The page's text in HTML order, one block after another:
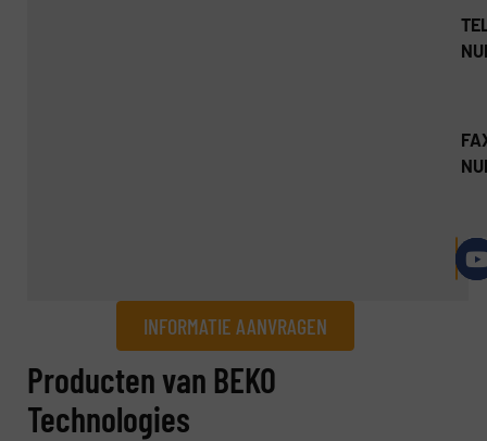
INFORMATIE AANVRAGEN
Informatie aanvragen
Naam (Vereist)
Producten van BEKO
Technologies